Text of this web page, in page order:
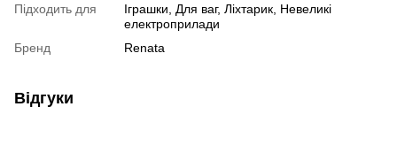
Підходить для
Іграшки, Для ваг, Ліхтарик, Невеликі
електроприлади
Бренд
Renata
Відгуки